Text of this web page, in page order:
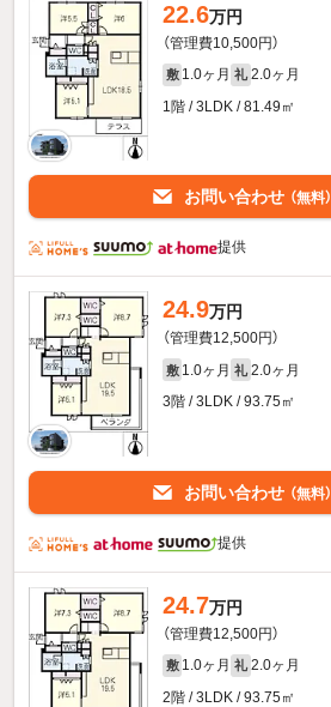
22.6万円
（管理費10,500円）
敷 1.0ヶ月 礼 2.0ヶ月
1階 / 3LDK / 81.49㎡
お問い合わせ （無料）
提供
24.9万円
（管理費12,500円）
敷 1.0ヶ月 礼 2.0ヶ月
3階 / 3LDK / 93.75㎡
お問い合わせ （無料）
提供
24.7万円
（管理費12,500円）
敷 1.0ヶ月 礼 2.0ヶ月
2階 / 3LDK / 93.75㎡